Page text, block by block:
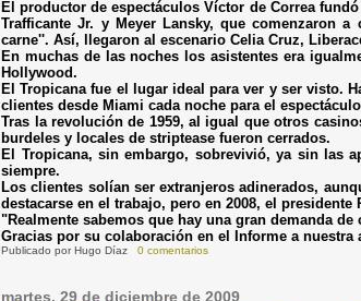
El productor de espectáculos Víctor de Correa
Trafficante Jr. y Meyer Lansky, que comenzaron
carne''. Así, llegaron al escenario Celia Cruz,
En muchas de las noches los asistentes era
Hollywood.
El Tropicana fue el lugar ideal para ver y ser visto.
clientes desde Miami cada noche para el
Tras la revolución de 1959, al igual que otros
burdeles y locales de striptease fueron cerrados.
El Tropicana, sin embargo, sobrevivió, ya sin las
siempre.
Los clientes solían ser extranjeros adinerados,
destacarse en el trabajo, pero en 2008, el
"Realmente sabemos que hay una gran demanda
Gracias por su colaboración en el Informe a nuestra
Publicado porHugo Díaz 0 comentarios
martes, 29 de diciembre de 2009